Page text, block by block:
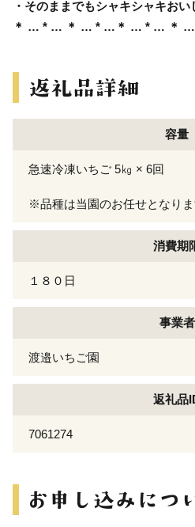
・そのままでもシャキシャキおい
＊ … * … ＊ … * …＊ … * … ＊
容量
急速冷凍いちご 5㎏ × 6回
※品種は当園のお任せとなりま
消費期
１８０日
事業者
渡邉いちご園
返礼品
7061274